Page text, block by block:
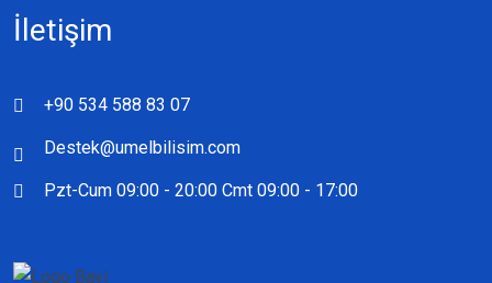
İletişim
+90 534 588 83 07
Destek@umelbilisim.com
Pzt-Cum 09:00 - 20:00 Cmt 09:00 - 17:00